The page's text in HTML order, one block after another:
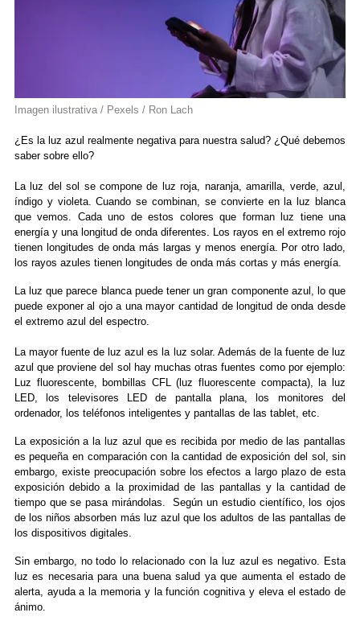
Imagen ilustrativa / Pexels / Ron Lach
¿Es la luz azul realmente negativa para nuestra salud? ¿Qué debemos
saber sobre ello?
La luz del sol se compone de luz roja, naranja, amarilla, verde, azul,
índigo y violeta. Cuando se combinan, se convierte en la luz blanca
que vemos. Cada uno de estos colores que forman luz tiene una
energía y una longitud de onda diferentes. Los rayos en el extremo rojo
tienen longitudes de onda más largas y menos energía. Por otro lado,
los rayos azules tienen longitudes de onda más cortas y más energía.
La luz que parece blanca puede tener un gran componente azul, lo que
puede exponer al ojo a una mayor cantidad de longitud de onda desde
el extremo azul del espectro.
La mayor fuente de luz azul es la luz solar. Además de la fuente de luz
azul que proviene del sol hay muchas otras fuentes como por ejemplo:
Luz fluorescente, bombillas CFL (luz fluorescente compacta), la luz
LED, los televisores LED de pantalla plana, los monitores del
ordenador, los teléfonos inteligentes y pantallas de las tablet, etc.
La exposición a la luz azul que es recibida por medio de las pantallas
es pequeña en comparación con la cantidad de exposición del sol, sin
embargo, existe preocupación sobre los efectos a largo plazo de esta
exposición debido a la proximidad de las pantallas y la cantidad de
tiempo que se pasa mirándolas. Según un estudio científico, los ojos
de los niños absorben más luz azul que los adultos de las pantallas de
los dispositivos digitales.
Sin embargo, no todo lo relacionado con la luz azul es negativo. Esta
luz es necesaria para una buena salud ya que aumenta el estado de
alerta, ayuda a la memoria y la función cognitiva y eleva el estado de
ánimo.